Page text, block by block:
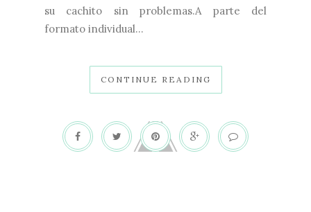
su cachito sin problemas.A parte del
formato individual...
CONTINUE READING